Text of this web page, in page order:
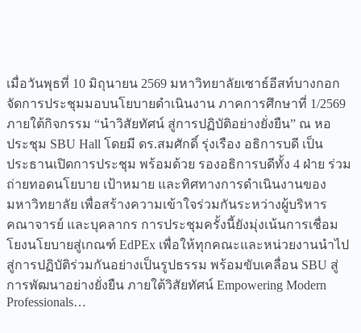
เมื่อวันพุธที่ 10 มิถุนายน 2569 มหาวิทยาลัยเซาธ์อีสท์บางกอก
จัดการประชุมมอบนโยบายดำเนินงาน ภาคการศึกษาที่ 1/2569
ภายใต้กิจกรรม “นำวิสัยทัศน์ สู่การปฏิบัติอย่างยั่งยืน” ณ หอ
ประชุม SBU Hall โดยมี ดร.สมศักดิ์ รุ่งเรือง อธิการบดี เป็น
ประธานเปิดการประชุม พร้อมด้วย รองอธิการบดีทั้ง 4 ฝ่าย ร่วม
ถ่ายทอดนโยบาย เป้าหมาย และทิศทางการดำเนินงานของ
มหาวิทยาลัย เพื่อสร้างความเข้าใจร่วมกันระหว่างผู้บริหาร
คณาจารย์ และบุคลากร การประชุมครั้งนี้ยังมุ่งเน้นการเชื่อม
โยงนโยบายสู่เกณฑ์ EdPEx เพื่อให้ทุกคณะและหน่วยงานนำไป
สู่การปฏิบัติร่วมกันอย่างเป็นรูปธรรม พร้อมขับเคลื่อน SBU สู่
การพัฒนาอย่างยั่งยืน ภายใต้วิสัยทัศน์ Empowering Modern
Professionals…